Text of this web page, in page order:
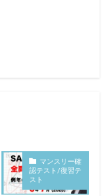
マンスリー確
認テスト/復習テ
スト